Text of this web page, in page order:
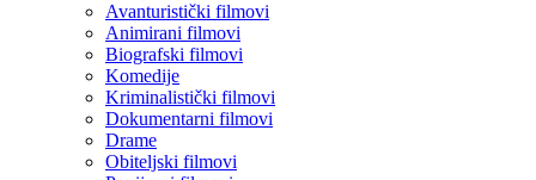
Avanturistički filmovi
Animirani filmovi
Biografski filmovi
Komedije
Kriminalistički filmovi
Dokumentarni filmovi
Drame
Obiteljski filmovi